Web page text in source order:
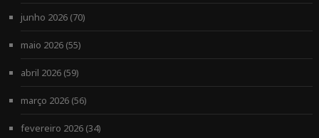
junho 2026(70)
maio 2026(55)
abril 2026(59)
março 2026(56)
fevereiro 2026(34)